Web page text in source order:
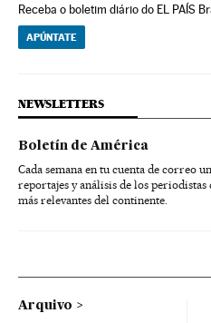
Receba o boletim diário do EL PAÍS
APÚNTATE
NEWSLETTERS
Boletín de América
Cada semana en tu cuenta de correo
reportajes y análisis de los
más relevantes del continente.
Arquivo